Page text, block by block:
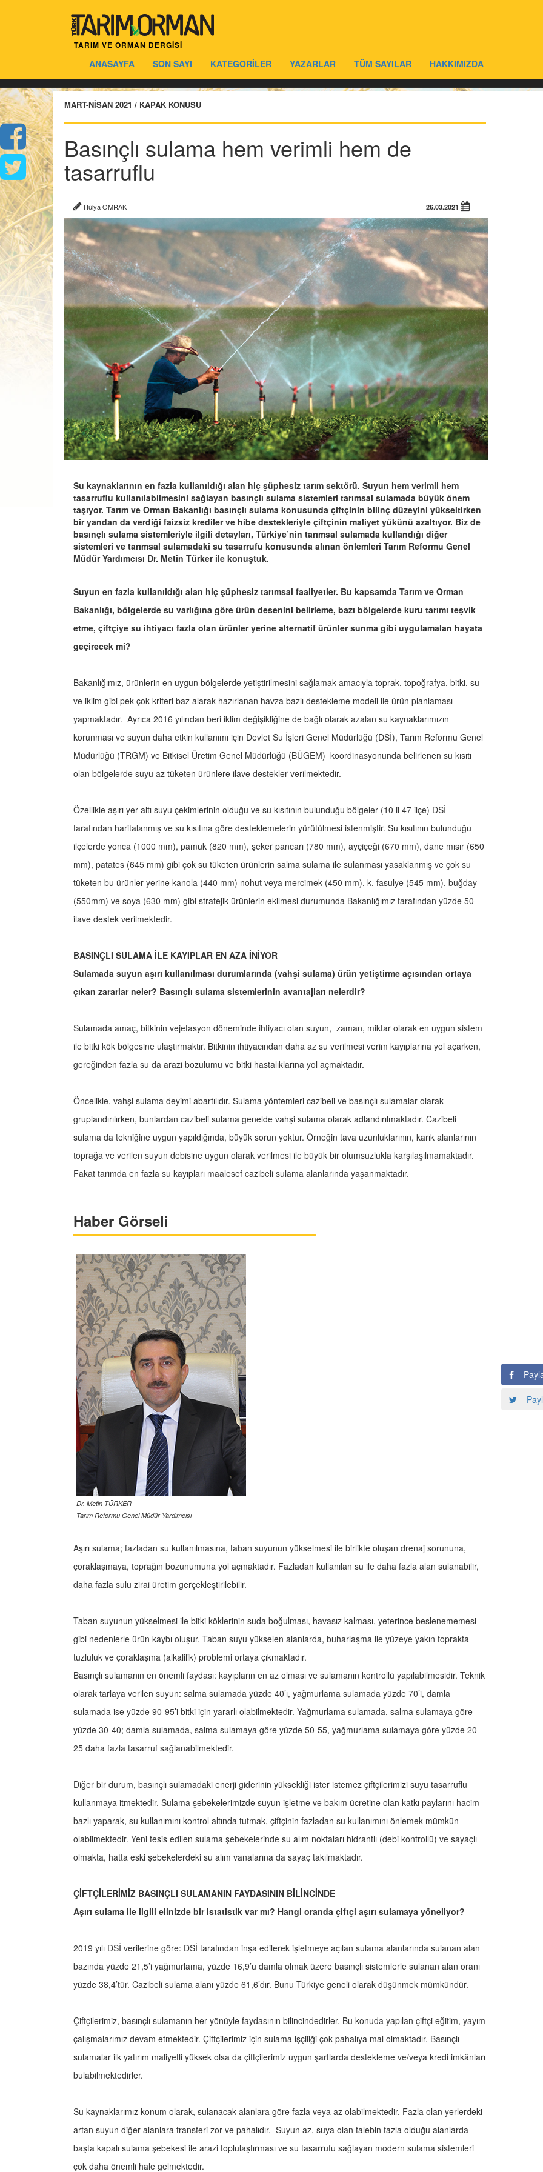
TARIM VE ORMAN DERGİSİ
ANASAYFA SON SAYI KATEGORİLER YAZARLAR TÜM SAYILAR HAKKIMIZDA
MART-NİSAN 2021 / KAPAK KONUSU
Basınçlı sulama hem verimli hem de
tasarruflu
Hülya OMRAK 26.03.2021
Su kaynaklarının en fazla kullanıldığı alan hiç şüphesiz tarım sektörü. Suyun hem verimli hem
tasarruflu kullanılabilmesini sağlayan basınçlı sulama sistemleri tarımsal sulamada büyük önem
taşıyor. Tarım ve Orman Bakanlığı basınçlı sulama konusunda çiftçinin bilinç düzeyini yükseltirken
bir yandan da verdiği faizsiz krediler ve hibe destekleriyle çiftçinin maliyet yükünü azaltıyor. Biz de
basınçlı sulama sistemleriyle ilgili detayları, Türkiye’nin tarımsal sulamada kullandığı diğer
sistemleri ve tarımsal sulamadaki su tasarrufu konusunda alınan önlemleri Tarım Reformu Genel
Müdür Yardımcısı Dr. Metin Türker ile konuştuk.
Suyun en fazla kullanıldığı alan hiç şüphesiz tarımsal faaliyetler. Bu kapsamda Tarım ve Orman
Bakanlığı, bölgelerde su varlığına göre ürün desenini belirleme, bazı bölgelerde kuru tarımı teşvik
etme, çiftçiye su ihtiyacı fazla olan ürünler yerine alternatif ürünler sunma gibi uygulamaları hayata
geçirecek mi?
Bakanlığımız, ürünlerin en uygun bölgelerde yetiştirilmesini sağlamak amacıyla toprak, topoğrafya, bitki, su
ve iklim gibi pek çok kriteri baz alarak hazırlanan havza bazlı destekleme modeli ile ürün planlaması
yapmaktadır. Ayrıca 2016 yılından beri iklim değişikliğine de bağlı olarak azalan su kaynaklarımızın
korunması ve suyun daha etkin kullanımı için Devlet Su İşleri Genel Müdürlüğü (DSİ), Tarım Reformu Genel
Müdürlüğü (TRGM) ve Bitkisel Üretim Genel Müdürlüğü (BÜGEM) koordinasyonunda belirlenen su kısıtı
olan bölgelerde suyu az tüketen ürünlere ilave destekler verilmektedir.
Özellikle aşırı yer altı suyu çekimlerinin olduğu ve su kısıtının bulunduğu bölgeler (10 il 47 ilçe) DSİ
tarafından haritalanmış ve su kısıtına göre desteklemelerin yürütülmesi istenmiştir. Su kısıtının bulunduğu
ilçelerde yonca (1000 mm), pamuk (820 mm), şeker pancarı (780 mm), ayçiçeği (670 mm), dane mısır (650
mm), patates (645 mm) gibi çok su tüketen ürünlerin salma sulama ile sulanması yasaklanmış ve çok su
tüketen bu ürünler yerine kanola (440 mm) nohut veya mercimek (450 mm), k. fasulye (545 mm), buğday
(550mm) ve soya (630 mm) gibi stratejik ürünlerin ekilmesi durumunda Bakanlığımız tarafından yüzde 50
ilave destek verilmektedir.
BASINÇLI SULAMA İLE KAYIPLAR EN AZA İNİYOR
Sulamada suyun aşırı kullanılması durumlarında (vahşi sulama) ürün yetiştirme açısından ortaya
çıkan zararlar neler? Basınçlı sulama sistemlerinin avantajları nelerdir?
Sulamada amaç, bitkinin vejetasyon döneminde ihtiyacı olan suyun, zaman, miktar olarak en uygun sistem
ile bitki kök bölgesine ulaştırmaktır. Bitkinin ihtiyacından daha az su verilmesi verim kayıplarına yol açarken,
gereğinden fazla su da arazi bozulumu ve bitki hastalıklarına yol açmaktadır.
Öncelikle, vahşi sulama deyimi abartılıdır. Sulama yöntemleri cazibeli ve basınçlı sulamalar olarak
gruplandırılırken, bunlardan cazibeli sulama genelde vahşi sulama olarak adlandırılmaktadır. Cazibeli
sulama da tekniğine uygun yapıldığında, büyük sorun yoktur. Örneğin tava uzunluklarının, karık alanlarının
toprağa ve verilen suyun debisine uygun olarak verilmesi ile büyük bir olumsuzlukla karşılaşılmamaktadır.
Fakat tarımda en fazla su kayıpları maalesef cazibeli sulama alanlarında yaşanmaktadır.
Haber Görseli
Dr. Metin TÜRKER
Tarım Reformu Genel Müdür Yardımcısı
Aşırı sulama; fazladan su kullanılmasına, taban suyunun yükselmesi ile birlikte oluşan drenaj sorununa,
çoraklaşmaya, toprağın bozunumuna yol açmaktadır. Fazladan kullanılan su ile daha fazla alan sulanabilir,
daha fazla sulu zirai üretim gerçekleştirilebilir.
Taban suyunun yükselmesi ile bitki köklerinin suda boğulması, havasız kalması, yeterince beslenememesi
gibi nedenlerle ürün kaybı oluşur. Taban suyu yükselen alanlarda, buharlaşma ile yüzeye yakın toprakta
tuzluluk ve çoraklaşma (alkalilik) problemi ortaya çıkmaktadır.
Basınçlı sulamanın en önemli faydası: kayıpların en az olması ve sulamanın kontrollü yapılabilmesidir. Teknik
olarak tarlaya verilen suyun: salma sulamada yüzde 40’ı, yağmurlama sulamada yüzde 70’i, damla
sulamada ise yüzde 90-95’i bitki için yararlı olabilmektedir. Yağmurlama sulamada, salma sulamaya göre
yüzde 30-40; damla sulamada, salma sulamaya göre yüzde 50-55, yağmurlama sulamaya göre yüzde 20-
25 daha fazla tasarruf sağlanabilmektedir.
Diğer bir durum, basınçlı sulamadaki enerji giderinin yüksekliği ister istemez çiftçilerimizi suyu tasarruflu
kullanmaya itmektedir. Sulama şebekelerimizde suyun işletme ve bakım ücretine olan katkı paylarını hacim
bazlı yaparak, su kullanımını kontrol altında tutmak, çiftçinin fazladan su kullanımını önlemek mümkün
olabilmektedir. Yeni tesis edilen sulama şebekelerinde su alım noktaları hidrantlı (debi kontrollü) ve sayaçlı
olmakta, hatta eski şebekelerdeki su alım vanalarına da sayaç takılmaktadır.
ÇİFTÇİLERİMİZ BASINÇLI SULAMANIN FAYDASININ BİLİNCİNDE
Aşırı sulama ile ilgili elinizde bir istatistik var mı? Hangi oranda çiftçi aşırı sulamaya yöneliyor?
2019 yılı DSİ verilerine göre: DSİ tarafından inşa edilerek işletmeye açılan sulama alanlarında sulanan alan
bazında yüzde 21,5’i yağmurlama, yüzde 16,9’u damla olmak üzere basınçlı sistemlerle sulanan alan oranı
yüzde 38,4’tür. Cazibeli sulama alanı yüzde 61,6’dır. Bunu Türkiye geneli olarak düşünmek mümkündür.
Çiftçilerimiz, basınçlı sulamanın her yönüyle faydasının bilincindedirler. Bu konuda yapılan çiftçi eğitim, yayım
çalışmalarımız devam etmektedir. Çiftçilerimiz için sulama işçiliği çok pahalıya mal olmaktadır. Basınçlı
sulamalar ilk yatırım maliyetli yüksek olsa da çiftçilerimiz uygun şartlarda destekleme ve/veya kredi imkânları
bulabilmektedirler.
Su kaynaklarımız konum olarak, sulanacak alanlara göre fazla veya az olabilmektedir. Fazla olan yerlerdeki
artan suyun diğer alanlara transferi zor ve pahalıdır. Suyun az, suya olan talebin fazla olduğu alanlarda
başta kapalı sulama şebekesi ile arazi toplulaştırması ve su tasarrufu sağlayan modern sulama sistemleri
çok daha önemli hale gelmektedir.